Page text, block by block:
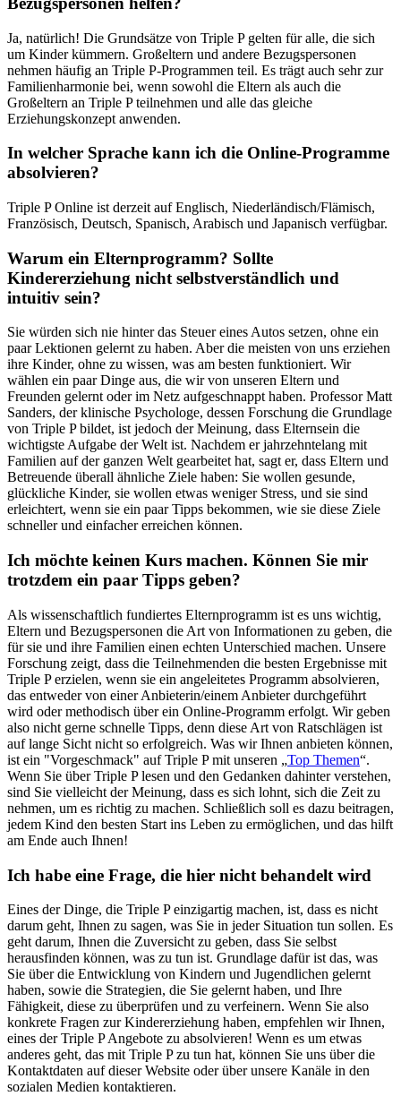
Ja, natürlich! Die Grundsätze von Triple P gelten für alle, die sich
um Kinder kümmern. Großeltern und andere Bezugspersonen
nehmen häufig an Triple P-Programmen teil. Es trägt auch sehr zur
Familienharmonie bei, wenn sowohl die Eltern als auch die
Großeltern an Triple P teilnehmen und alle das gleiche
Erziehungskonzept anwenden.
In welcher Sprache kann ich die Online-Programme
absolvieren?
Triple P Online ist derzeit auf Englisch, Niederländisch/Flämisch,
Französisch, Deutsch, Spanisch, Arabisch und Japanisch verfügbar.
Warum ein Elternprogramm? Sollte
Kindererziehung nicht selbstverständlich und
intuitiv sein?
Sie würden sich nie hinter das Steuer eines Autos setzen, ohne ein
paar Lektionen gelernt zu haben. Aber die meisten von uns erziehen
ihre Kinder, ohne zu wissen, was am besten funktioniert. Wir
wählen ein paar Dinge aus, die wir von unseren Eltern und
Freunden gelernt oder im Netz aufgeschnappt haben. Professor Matt
Sanders, der klinische Psychologe, dessen Forschung die Grundlage
von Triple P bildet, ist jedoch der Meinung, dass Elternsein die
wichtigste Aufgabe der Welt ist. Nachdem er jahrzehntelang mit
Familien auf der ganzen Welt gearbeitet hat, sagt er, dass Eltern und
Betreuende überall ähnliche Ziele haben: Sie wollen gesunde,
glückliche Kinder, sie wollen etwas weniger Stress, und sie sind
erleichtert, wenn sie ein paar Tipps bekommen, wie sie diese Ziele
schneller und einfacher erreichen können.
Ich möchte keinen Kurs machen. Können Sie mir
trotzdem ein paar Tipps geben?
Als wissenschaftlich fundiertes Elternprogramm ist es uns wichtig,
Eltern und Bezugspersonen die Art von Informationen zu geben, die
für sie und ihre Familien einen echten Unterschied machen. Unsere
Forschung zeigt, dass die Teilnehmenden die besten Ergebnisse mit
Triple P erzielen, wenn sie ein angeleitetes Programm absolvieren,
das entweder von einer Anbieterin/einem Anbieter durchgeführt
wird oder methodisch über ein Online-Programm erfolgt. Wir geben
also nicht gerne schnelle Tipps, denn diese Art von Ratschlägen ist
auf lange Sicht nicht so erfolgreich. Was wir Ihnen anbieten können,
ist ein "Vorgeschmack" auf Triple P mit unseren „Top Themen“.
Wenn Sie über Triple P lesen und den Gedanken dahinter verstehen,
sind Sie vielleicht der Meinung, dass es sich lohnt, sich die Zeit zu
nehmen, um es richtig zu machen. Schließlich soll es dazu beitragen,
jedem Kind den besten Start ins Leben zu ermöglichen, und das hilft
am Ende auch Ihnen!
Ich habe eine Frage, die hier nicht behandelt wird
Eines der Dinge, die Triple P einzigartig machen, ist, dass es nicht
darum geht, Ihnen zu sagen, was Sie in jeder Situation tun sollen. Es
geht darum, Ihnen die Zuversicht zu geben, dass Sie selbst
herausfinden können, was zu tun ist. Grundlage dafür ist das, was
Sie über die Entwicklung von Kindern und Jugendlichen gelernt
haben, sowie die Strategien, die Sie gelernt haben, und Ihre
Fähigkeit, diese zu überprüfen und zu verfeinern. Wenn Sie also
konkrete Fragen zur Kindererziehung haben, empfehlen wir Ihnen,
eines der Triple P Angebote zu absolvieren! Wenn es um etwas
anderes geht, das mit Triple P zu tun hat, können Sie uns über die
Kontaktdaten auf dieser Website oder über unsere Kanäle in den
sozialen Medien kontaktieren.